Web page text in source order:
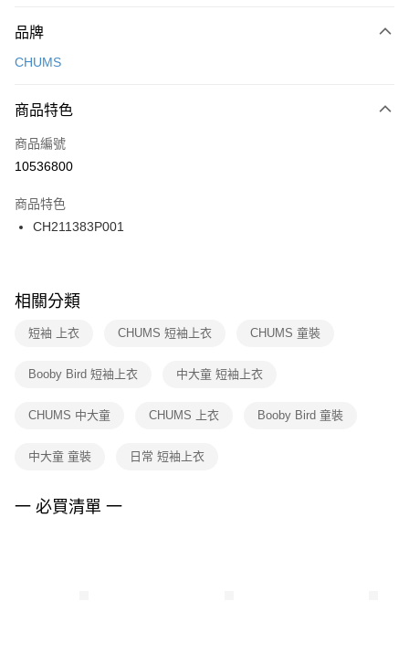
台灣樂天信用卡公司
【關於「AFTEE先享後付」】
便利好安心！
３．安心：先確認商品／服務後，再付款。
【「AFTEE先享後付」結帳流程】
１．於結帳方式選擇「AFTEE先享後付」後，將跳轉至「AFTEE先享後付」
２．訂單成立數日內，您將收到繳費通知簡訊。
３．收到繳費通知簡訊後14天內，點擊此簡訊中的連結，可透過四大超商／
ATM／網路銀行／等多元方式進行付款，方視為交易完成。
※ 交易是否成功請以「AFTEE先享後付 」之結帳頁面顯示為準，若有關於
是否繳費成功／繳費後需取消欲退款等相關疑問，請聯繫「AFTEE先享後付
客戶支援中心」
https://netprotections.freshdesk.com/support/home
１．透過由恩沛科技股份有限公司提供之「AFTEE先享後付」服務完成之交
權轉讓予恩沛科技股份有限公司。
３．未成年的使用者請事先徵得法定代理人或監護人之同意方可使用
４．使用「AFTEE先享後付」時，將依據個別帳號之用戶狀況，依本公司即
運送方式
每筆NT$100，滿NT$1,500(含以上)免運費
宅配
每筆NT$100，滿NT$1,500(含以上)免運費
付款後門市自取
每筆NT$100，滿NT$1,500(含以上)免運費
品牌
CHUMS
商品特色
商品編號
10536800
商品特色
CH211383P001
相關分類
短袖 上衣 CHUMS 短袖上衣 CHUMS 童裝
Booby Bird 短袖上衣 中大童 短袖上衣
CHUMS 中大童 CHUMS 上衣 Booby Bird 童裝
中大童 童裝 日常 短袖上衣
一 必買清單 一